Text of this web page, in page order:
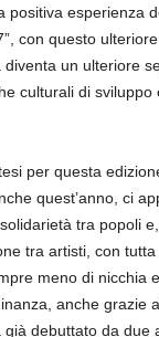
positiva esperienza
con questo
diventa un ulteriore
culturali di sviluppo
per questa
quest’anno, ci
tra popoli
tra artisti, con
meno di nicchia
anche grazie
debuttato da due